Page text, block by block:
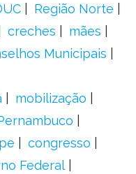
Região Norte
creches
mães
Municipais
mobilização
congresso
Federal